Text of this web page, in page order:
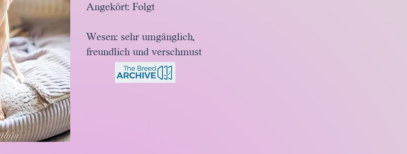
Angekört: Folgt
Wesen: sehr umgänglich,
freundlich und verschmust